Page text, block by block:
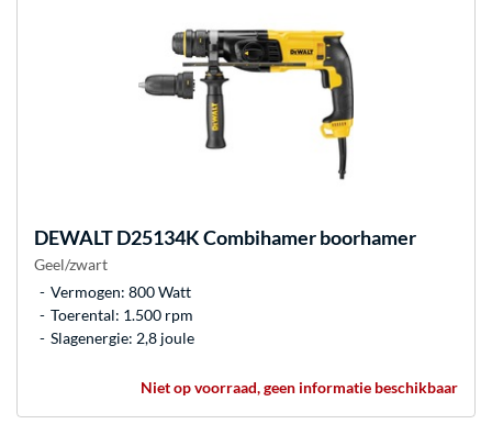
DEWALTD25134K Combihamer boorhamer
Geel/zwart
Vermogen: 800 Watt
Toerental: 1.500 rpm
Slagenergie: 2,8 joule
Niet op voorraad, geen informatie beschikbaar